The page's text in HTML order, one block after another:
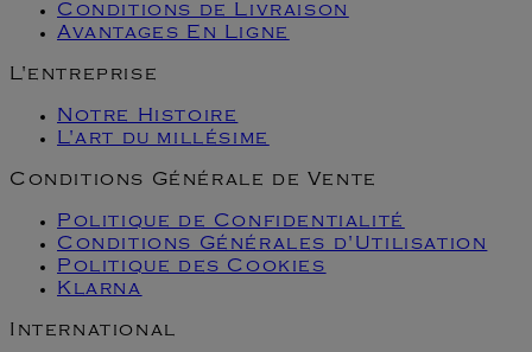
Conditions de Livraison
Avantages En Ligne
L'entreprise
Notre Histoire
L'art du millésime
Conditions Générale de Vente
Politique de Confidentialité
Conditions Générales d'Utilisation
Politique des Cookies
Klarna
International